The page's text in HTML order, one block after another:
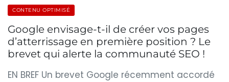
CONTENU OPTIMISÉ
Google envisage-t-il de créer vos pages
d’atterrissage en première position ? Le
brevet qui alerte la communauté SEO !
EN BREF Un brevet Google récemment accordé